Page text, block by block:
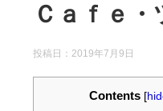
Ｃａｆｅ
投稿日： 2019年7月9日
Contents [